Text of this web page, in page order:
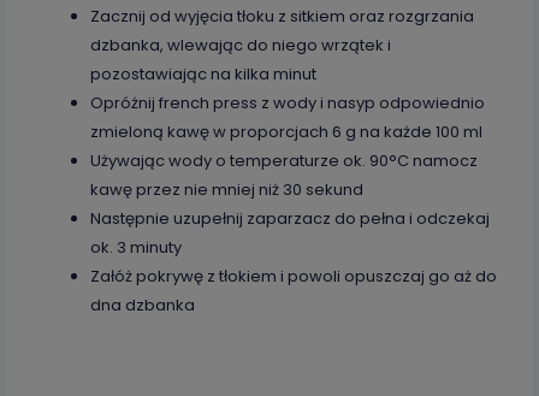
Zacznij od wyjęcia tłoku z sitkiem oraz rozgrzania
dzbanka, wlewając do niego wrzątek i
pozostawiając na kilka minut
Opróżnij french press z wody i nasyp odpowiednio
zmieloną kawę w proporcjach 6 g na każde 100 ml
Używając wody o temperaturze ok. 90°C namocz
kawę przez nie mniej niż 30 sekund
Następnie uzupełnij zaparzacz do pełna i odczekaj
ok. 3 minuty
Załóż pokrywę z tłokiem i powoli opuszczaj go aż do
dna dzbanka